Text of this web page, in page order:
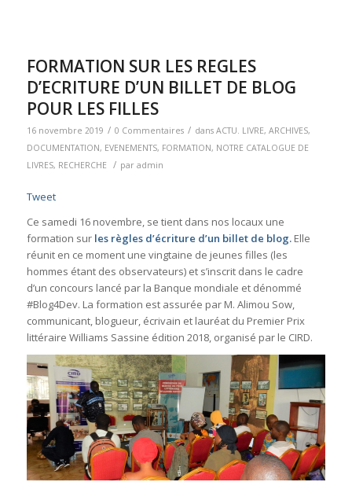
FORMATION SUR LES REGLES
D’ECRITURE D’UN BILLET DE BLOG
POUR LES FILLES
16 novembre 2019 / 0 Commentaires / dans ACTU. LIVRE, ARCHIVES,
DOCUMENTATION, EVENEMENTS, FORMATION, NOTRE CATALOGUE DE
LIVRES, RECHERCHE / par admin
Tweet
Ce samedi 16 novembre, se tient dans nos locaux une
formation surles règles d’écriture d’un billet de blog. Elle
réunit en ce moment une vingtaine de jeunes filles (les
hommes étant des observateurs) et s’inscrit dans le cadre
d’un concours lancé par la Banque mondiale et dénommé
#Blog4Dev. La formation est assurée par M. Alimou Sow,
communicant, blogueur, écrivain et lauréat du Premier Prix
littéraire Williams Sassine édition 2018, organisé par le CIRD.